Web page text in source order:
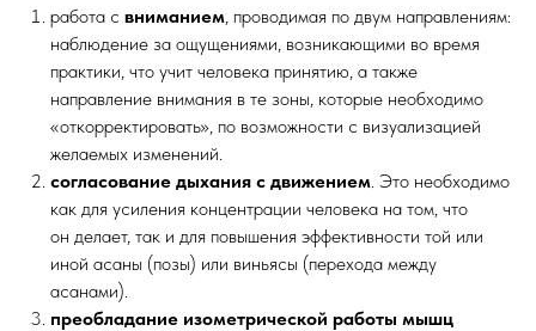
работа с вниманием, проводимая по двум направлениям:
наблюдение за ощущениями, возникающими во время
практики, что учит человека принятию, а также
направление внимания в те зоны, которые необходимо
«откорректировать», по возможности с визуализацией
желаемых изменений.
согласование дыхания с движением. Это необходимо
как для усиления концентрации человека на том, что
он делает, так и для повышения эффективности той или
иной асаны (позы) или виньясы (перехода между
асанами).
преобладание изометрической работы мышц